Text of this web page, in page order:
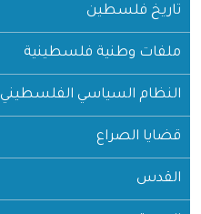
تاريخ فلسطين
ملفات وطنية فلسطينية
النظام السياسي الفلسطيني
قضايا الصراع
القدس